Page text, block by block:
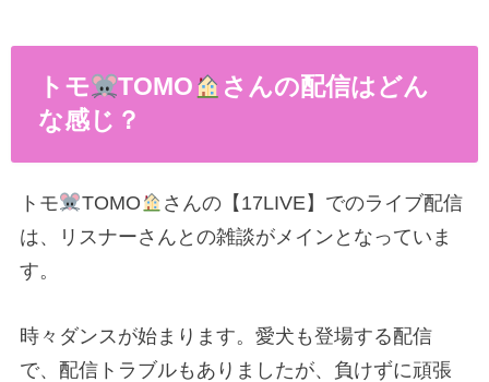
トモ TOMO
さんの配信はどん
な感じ？
トモ TOMO
さんの【17LIVE】でのライブ配信
は、リスナーさんとの雑談がメインとなっていま
す。
時々ダンスが始まります。愛犬も登場する配信
で、配信トラブルもありましたが、負けずに頑張